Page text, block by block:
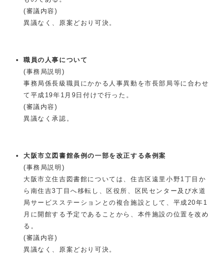
(審議内容)
異議なく、原案どおり可決。
職員の人事について
(事務局説明)
事務局係長級職員にかかる人事異動を市長部局等に合わせ
て平成19年1月9日付けで行った。
(審議内容)
異議なく承認。
大阪市立図書館条例の一部を改正する条例案
(事務局説明)
大阪市立住吉図書館については、住吉区遠里小野1丁目か
ら南住吉3丁目へ移転し、区役所、区民センター及び水道
局サービスステーションとの複合施設として、平成20年1
月に開館する予定であることから、本件施設の位置を改め
る。
(審議内容)
異議なく、原案どおり可決。